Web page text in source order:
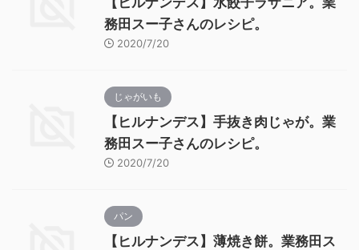
務田スー子さんのレシピ。
2020/7/20
じゃがいも
【ヒルナンデス】手抜き肉じゃが。業
務田スー子さんのレシピ。
2020/7/20
パン
【ヒルナンデス】薄焼き餅。業務田ス